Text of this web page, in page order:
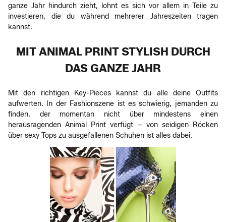
ganze Jahr hindurch zieht, lohnt es sich vor allem in Teile zu
investieren, die du während mehrerer Jahreszeiten tragen
kannst.
MIT ANIMAL PRINT STYLISH DURCH
DAS GANZE JAHR
Mit den richtigen Key-Pieces kannst du alle deine Outfits
aufwerten. In der Fashionszene ist es schwierig, jemanden zu
finden, der momentan nicht über mindestens einen
herausragenden Animal Print verfügt – von seidigen Röcken
über sexy Tops zu ausgefallenen Schuhen ist alles dabei.